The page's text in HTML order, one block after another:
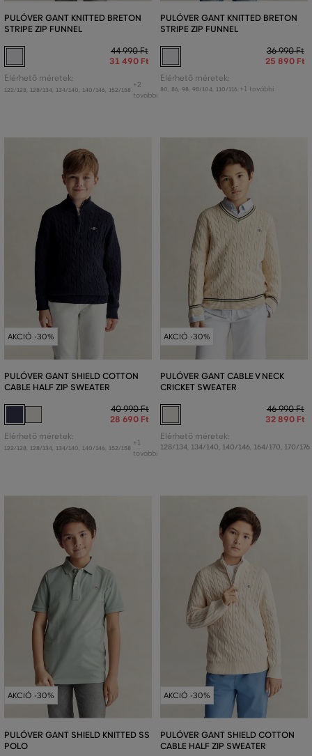
PULÓVER GANT KNITTED BRETON
STRIPE ZIP FUNNEL
44 990 Ft
31 490 Ft
Elérhető méretek:
122/128 128/134 134/140 140/146 152/158
+2
további
PULÓVER GANT KNITTED BRETON
STRIPE ZIP FUNNEL
36 990 Ft
25 890 Ft
Elérhető méretek:
80 86 98 98/104 110/116 +1 további
AKCIÓ -30%
PULÓVER GANT SHIELD COTTON
CABLE HALF ZIP SWEATER
40 990 Ft
28 690 Ft
Elérhető méretek:
122/128 128/134 134/140 140/146 152/158
+1
további
AKCIÓ -30%
PULÓVER GANT CABLE V NECK
CRICKET SWEATER
46 990 Ft
32 890 Ft
Elérhető méretek:
128/134, 134/140, 140/146, 164/170, 170/176
AKCIÓ -30%
PULÓVER GANT SHIELD KNITTED SS
POLO
AKCIÓ -30%
PULÓVER GANT SHIELD COTTON
CABLE HALF ZIP SWEATER